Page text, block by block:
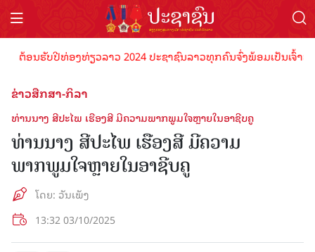
ນຮັບປີທ່ອງທ່ຽວລາວ 2024 ປະຊາຊົນລາວທຸກຄົນຈົ່ງພ້ອມເປັນເຈົ້າພາບ
ຂ່າວສືກສາ-ກິລາ
ທ່ານນາງ ສີປະໄພ ເຮືອງສີ ມີຄວາມພາກພູມໃຈຫຼາຍໃນອາຊີບຄູ
ທ່ານນາງ ສີປະໄພ ເຮືອງສີ ມີຄວາມ
ພາກພູມໃຈຫຼາຍໃນອາຊີບຄູ
ໂດຍ: ວັນເພັງ
13:32 03/10/2025